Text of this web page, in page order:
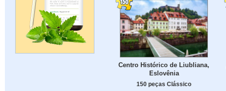
Centro Histórico de Liubliana,
Eslovênia
150 peças Clássico